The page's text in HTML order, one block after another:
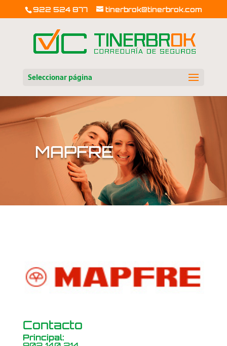
922 524 877 tinerbrok@tinerbrok.com
Seleccionar página
MAPFRE
Contacto
Principal: